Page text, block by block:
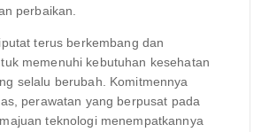
perbaikan.
terus berkembang dan
memenuhi kebutuhan kesehatan
selalu berubah. Komitmennya
perawatan yang berpusat pada
teknologi menempatkannya